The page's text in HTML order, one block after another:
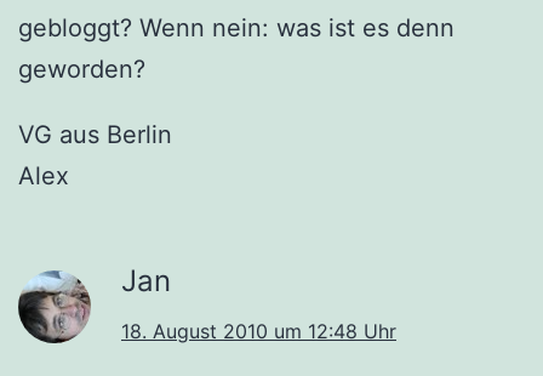
gebloggt? Wenn nein: was ist es denn
geworden?
VG aus Berlin
Alex
Jan
18. August 2010 um 12:48 Uhr